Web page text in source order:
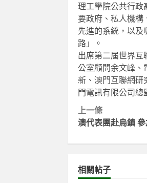
理工學院公共行政
要政府、私人機構
先進的系統，以
路」。
出席第二屆世界
公室顧問余文峰、
新、澳門互聯網研
門電訊有限公司總
Continue
Reading
上一條
澳代表團赴烏鎮
相關帖子